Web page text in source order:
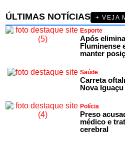
ÚLTIMAS NOTÍCIAS
+ VEJA
Esporte
Após
Fluminense
manter
Saúde
Carreta
Nova
Polícia
Preso
médico e
cerebral